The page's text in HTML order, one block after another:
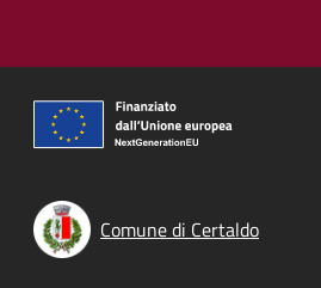
Comune di Certaldo